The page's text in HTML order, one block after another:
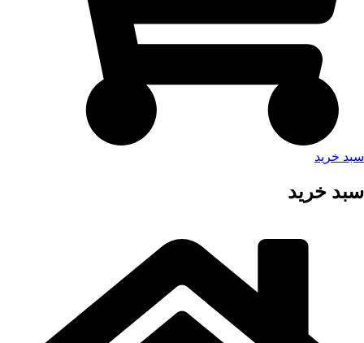
سبد خرید
سبد خرید